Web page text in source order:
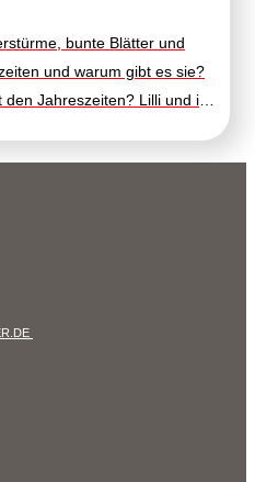
bunte Blätter und
und warum gibt es sie?
Jahreszeiten? Lilli und ihr
Eltern einen Infoteil mit